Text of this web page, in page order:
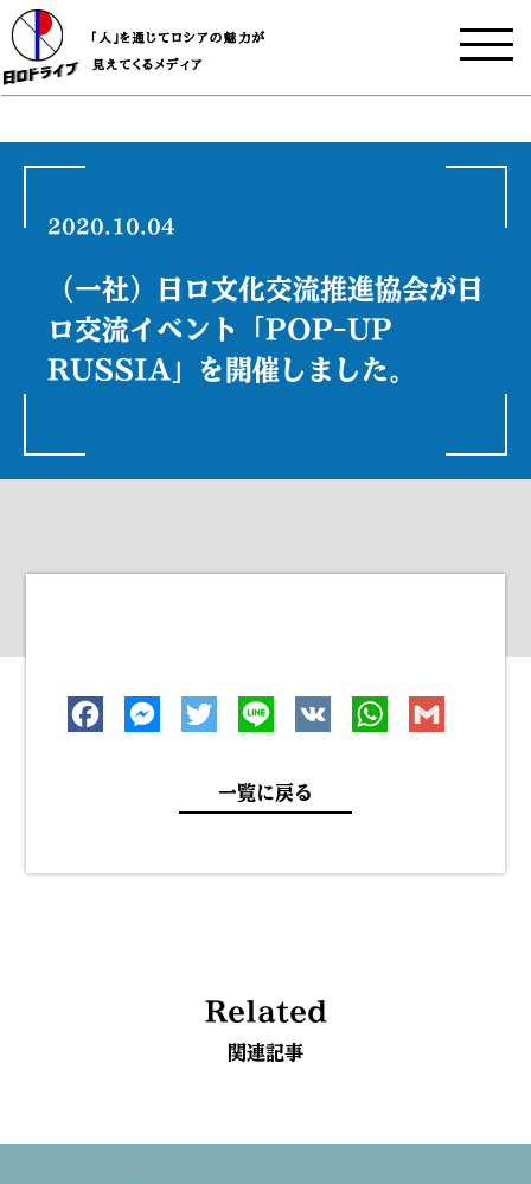
2020.10.04
（一社）日ロ文化交流推進協会が日
ロ交流イベント「POP-UP
RUSSIA」を開催しました。
一覧に戻る
Related
関連記事